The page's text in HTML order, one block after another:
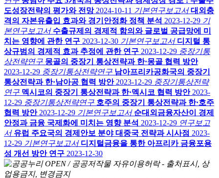
도성장전략의 평가와 전망 2024-10-11 기본연구보고서 대외충
격의 자본유출입 효과와 경기안정화 정책 분석 2023-12-29 기
본연구보고서 수출규제의 경제적 함의와 글로벌 공급망에 미
치는 영향에 관한 연구 2023-12-30 기본연구보고서 디지털 통
상규범의 경제적 효과 추정에 관한 연구 2023-12-29 중장기통
상전략연구 몽골의 중장기 통상전략과 한·몽골 협력 방안
2023-12-29 중장기통상전략연구 남아프리카공화국의 중장기
통상전략과 한·남아공 협력 방안 2023-12-29 중장기통상전략
연구 멕시코의 중장기 통상전략과 한·멕시코 협력 방안 2023-
12-29 중장기통상전략연구 호주의 중장기 통상전략과 한·호주
협력 방안 2023-12-29 기본연구보고서 순대외금융자산이 경제
안정과 금융 국제화에 미치는 영향 분석 2023-12-29 연구보고
서 유럽 주요국의 경제안보 분야 대중국 전략과 시사점 2023-
12-29 기본연구보고서 디지털금융을 통한 아프리카 금융포용
성 개선 방안 연구 2023-12-30